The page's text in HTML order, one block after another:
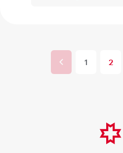
Pagina
Pagina
1 Page
2